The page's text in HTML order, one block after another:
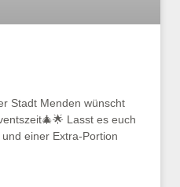
Stadt Menden wünscht
Lasst es euch
einer Extra-Portion